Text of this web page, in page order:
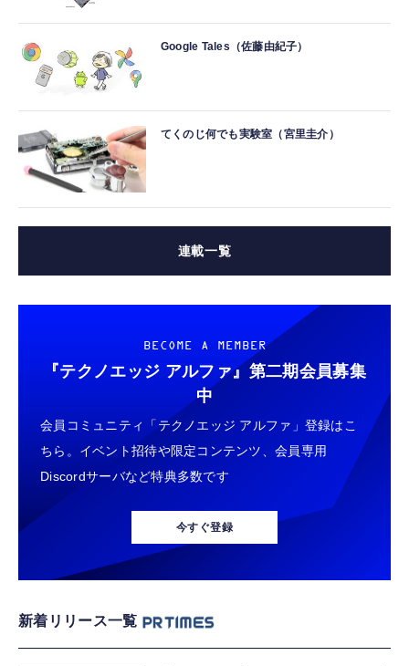
Google Tales（佐藤由紀子）
てくのじ何でも実験室（宮里圭介）
連載一覧
BECOME A MEMBER
『テクノエッジ アルファ』 第二期会員募集
中
会員コミュニティ「テクノエッジ アルファ」登録はこ
ちら。イベント招待や限定コンテンツ、会員専用
Discordサーバなど特典多数です
今すぐ登録
新着リリース一覧